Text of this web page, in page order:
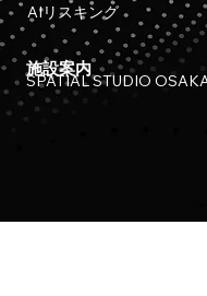
AIリスキング
施設案内
SPATIAL STUDIO